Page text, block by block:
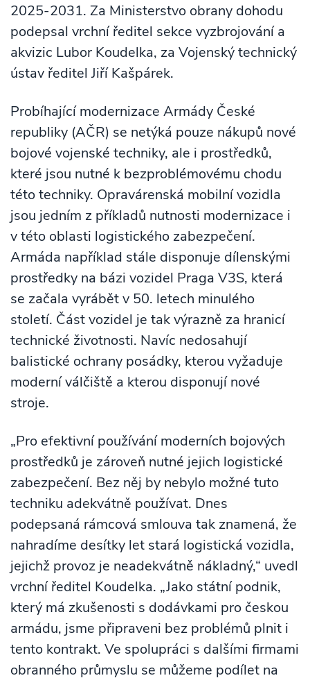
2025-2031. Za Ministerstvo obrany dohodu
podepsal vrchní ředitel sekce vyzbrojování a
akvizic Lubor Koudelka, za Vojenský technický
ústav ředitel Jiří Kašpárek.
Probíhající modernizace Armády České
republiky (AČR) se netýká pouze nákupů nové
bojové vojenské techniky, ale i prostředků,
které jsou nutné k bezproblémovému chodu
této techniky. Opravárenská mobilní vozidla
jsou jedním z příkladů nutnosti modernizace i
v této oblasti logistického zabezpečení.
Armáda například stále disponuje dílenskými
prostředky na bázi vozidel Praga V3S, která
se začala vyrábět v 50. letech minulého
století. Část vozidel je tak výrazně za hranicí
technické životnosti. Navíc nedosahují
balistické ochrany posádky, kterou vyžaduje
moderní válčiště a kterou disponují nové
stroje.
„Pro efektivní používání moderních bojových
prostředků je zároveň nutné jejich logistické
zabezpečení. Bez něj by nebylo možné tuto
techniku adekvátně používat. Dnes
podepsaná rámcová smlouva tak znamená, že
nahradíme desítky let stará logistická vozidla,
jejichž provoz je neadekvátně nákladný,“ uvedl
vrchní ředitel Koudelka. „Jako státní podnik,
který má zkušenosti s dodávkami pro českou
armádu, jsme připraveni bez problémů plnit i
tento kontrakt. Ve spolupráci s dalšími firmami
obranného průmyslu se můžeme podílet na